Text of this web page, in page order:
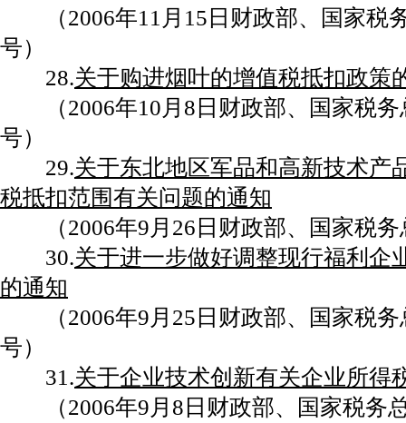
（2006年11月15日财政部、国家税
号）
28.关于购进烟叶的增值税抵扣政策
（2006年10月8日财政部、国家税务
号）
29.关于东北地区军品和高新技术产
税抵扣范围有关问题的通知
（2006年9月26日财政部、国家税务
30.关于进一步做好调整现行福利企
的通知
（2006年9月25日财政部、国家税务
号）
31.关于企业技术创新有关企业所得
（2006年9月8日财政部、国家税务